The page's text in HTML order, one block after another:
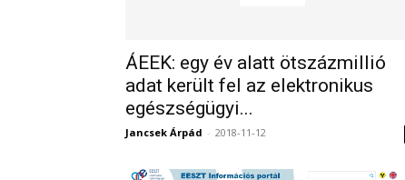
ÁEEK: egy év alatt ötszázmillió
adat került fel az elektronikus
egészségügyi...
Jancsek Árpád - 2018-11-12